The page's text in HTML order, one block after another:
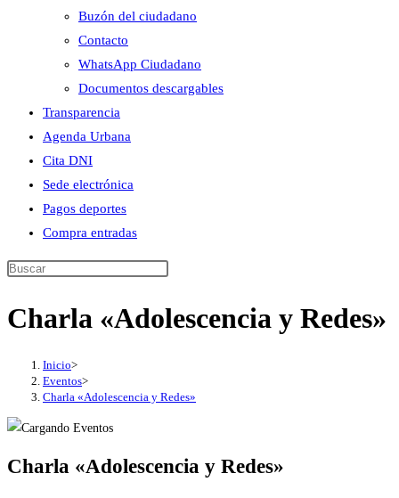
Buzón del ciudadano
Contacto
WhatsApp Ciudadano
Documentos descargables
Transparencia
Agenda Urbana
Cita DNI
Sede electrónica
Pagos deportes
Compra entradas
Buscar
esta
Charla «Adolescencia y Redes»
Inicio>
Eventos>
Charla «Adolescencia y Redes»
Charla «Adolescencia y Redes»